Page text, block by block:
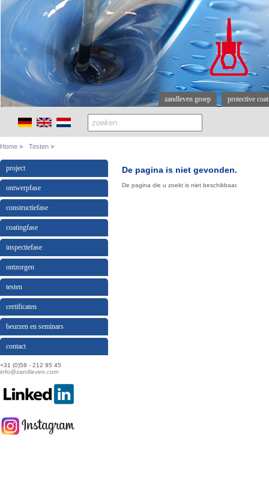
zandleven groep protective
Home Testen
project
ontwerpfase
constructiefase
coatingfase
inspectiefase
ontzorgen
testen
certificaten
beurzen en seminars
contact
+31 (0)58 - 212 95 45
info@zandleven.com
De pagina is niet gevonden.
De pagina die u zoekt is niet beschikbaar.